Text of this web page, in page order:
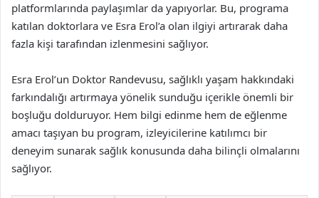
platformlarında paylaşımlar da yapıyorlar. Bu, programa
katılan doktorlara ve Esra Erol’a olan ilgiyi artırarak daha
fazla kişi tarafından izlenmesini sağlıyor.
Esra Erol’un Doktor Randevusu, sağlıklı yaşam hakkındaki
farkındalığı artırmaya yönelik sunduğu içerikle önemli bir
boşluğu dolduruyor. Hem bilgi edinme hem de eğlenme
amacı taşıyan bu program, izleyicilerine katılımcı bir
deneyim sunarak sağlık konusunda daha bilinçli olmalarını
sağlıyor.